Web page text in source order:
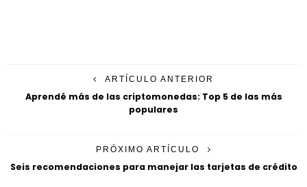
ARTÍCULO ANTERIOR
Aprendé más de las criptomonedas: Top 5 de las más
populares
PRÓXIMO ARTÍCULO
Seis recomendaciones para manejar las tarjetas de crédito